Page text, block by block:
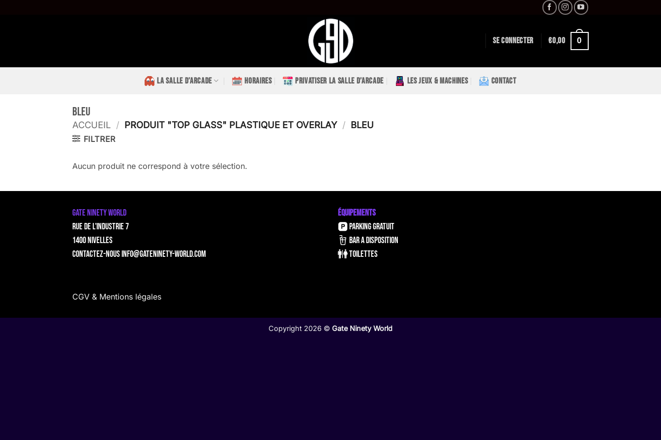
SE CONNECTER
€0,00 0
LA SALLE D’ARCADE HORAIRES PRIVATISER LA SALLE D’ARCADE LES JEUX & MACHINES CONTACT
Bleu
ACCUEIL / PRODUIT "TOP GLASS" PLASTIQUE ET OVERLAY / BLEU
FILTRER
Aucun produit ne correspond à votre sélection.
GATE NINETY WORLD
Rue de l'Industrie 7
1400 Nivelles
Contactez-nous info@gateninety-world.com
ÉQUIPEMENTS
PARKING GRATUIT
BAR A DISPOSITION
TOILETTES
CGV & Mentions légales
Copyright 2026 © Gate Ninety World